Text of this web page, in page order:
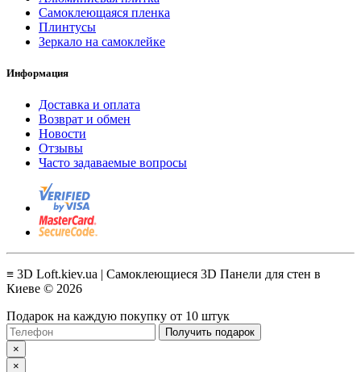
Самоклеющаяся пленка
Плинтусы
Зеркало на самоклейке
Информация
Доставка и оплата
Возврат и обмен
Новости
Отзывы
Часто задаваемые вопросы
≡ 3D Loft.kiev.ua | Самоклеющиеся 3D Панели для стен в
Киеве © 2026
Подарок на каждую покупку от 10 штук
Получить подарок
×
×